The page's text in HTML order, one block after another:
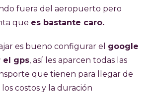
fuera del aeropuerto pero
que es bastante caro.
es bueno configurar el google
el gps, así les aparcen todas las
que tienen para llegar de
costos y la duración